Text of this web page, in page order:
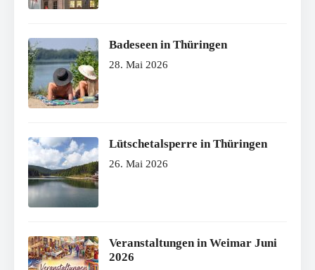
Badeseen in Thüringen
28. Mai 2026
Lütschetalsperre in Thüringen
26. Mai 2026
Veranstaltungen in Weimar Juni
2026